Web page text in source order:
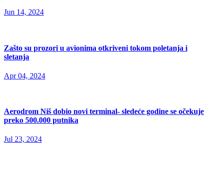
Jun 14, 2024
Zašto su prozori u avionima otkriveni tokom poletanja i
sletanja
Apr 04, 2024
Aerodrom Niš dobio novi terminal- sledeće godine se očekuje
preko 500.000 putnika
Jul 23, 2024